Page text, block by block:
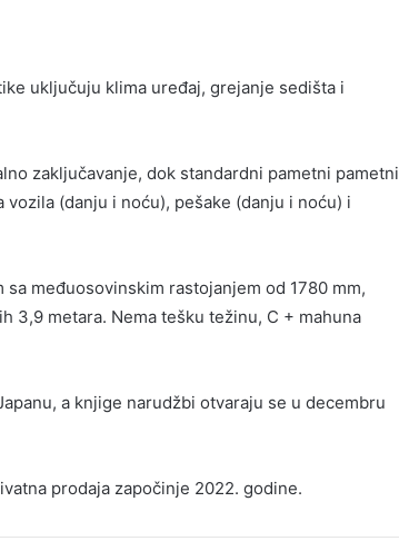
uključuju klima uređaj, grejanje sedišta i
zaključavanje, dok standardni pametni pametni
(danju i noću), pešake (danju i noću) i
međuosovinskim rastojanjem od 1780 mm,
3,9 metara. Nema tešku težinu, C + mahuna
a knjige narudžbi otvaraju se u decembru
prodaja započinje 2022. godine.